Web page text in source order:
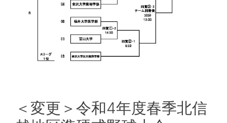
＜変更＞令和4年度春季北信